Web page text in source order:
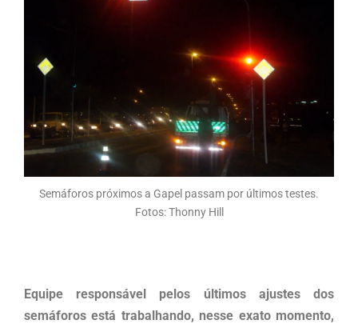
Semáforos próximos a Gapel passam por últimos testes.
Fotos: Thonny Hill
Equipe responsável pelos últimos ajustes dos
semáforos está trabalhando, nesse exato momento,